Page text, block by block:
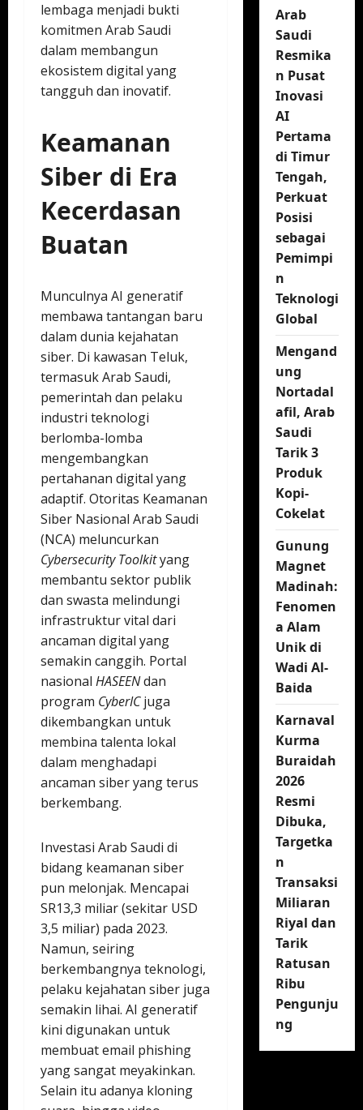
lembaga menjadi bukti
komitmen Arab Saudi
dalam membangun
ekosistem digital yang
tangguh dan inovatif.
Keamanan
Siber di Era
Kecerdasan
Buatan
Munculnya AI generatif
membawa tantangan baru
dalam dunia kejahatan
siber. Di kawasan Teluk,
termasuk Arab Saudi,
pemerintah dan pelaku
industri teknologi
berlomba-lomba
mengembangkan
pertahanan digital yang
adaptif. Otoritas Keamanan
Siber Nasional Arab Saudi
(NCA) meluncurkan
Cybersecurity Toolkityang
membantu sektor publik
dan swasta melindungi
infrastruktur vital dari
ancaman digital yang
semakin canggih. Portal
nasional HASEENdan
program CyberICjuga
dikembangkan untuk
membina talenta lokal
dalam menghadapi
ancaman siber yang terus
berkembang.
Investasi Arab Saudi di
bidang keamanan siber
pun melonjak. Mencapai
SR13,3 miliar (sekitar USD
3,5 miliar) pada 2023.
Namun, seiring
berkembangnya teknologi,
pelaku kejahatan siber juga
semakin lihai. AI generatif
kini digunakan untuk
membuat email phishing
yang sangat meyakinkan.
Selain itu adanya kloning
Arab
Saudi
Resmika
n Pusat
Inovasi
AI
Pertama
di Timur
Tengah,
Perkuat
Posisi
sebagai
Pemimpi
n
Teknologi
Global
Mengand
ung
Nortadal
afil, Arab
Saudi
Tarik 3
Produk
Kopi-
Cokelat
Gunung
Magnet
Madinah:
Fenomen
a Alam
Unik di
Wadi Al-
Baida
Karnaval
Kurma
Buraidah
2026
Resmi
Dibuka,
Targetka
n
Transaksi
Miliaran
Riyal dan
Tarik
Ratusan
Ribu
Pengunju
ng